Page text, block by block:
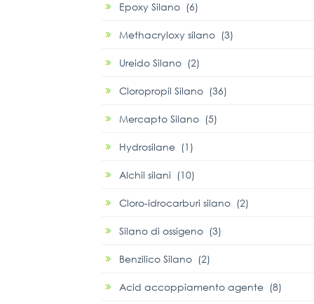
Epoxy Silano (6)
Methacryloxy silano (3)
Ureido Silano (2)
Cloropropil Silano (36)
Mercapto Silano (5)
Hydrosilane (1)
Alchil silani (10)
Cloro-idrocarburi silano (2)
Silano di ossigeno (3)
Benzilico Silano (2)
Acid accoppiamento agente (8)